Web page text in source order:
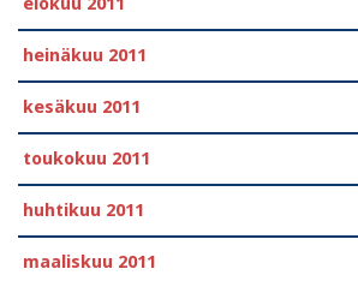
heinäkuu 2011
kesäkuu 2011
toukokuu 2011
huhtikuu 2011
maaliskuu 2011